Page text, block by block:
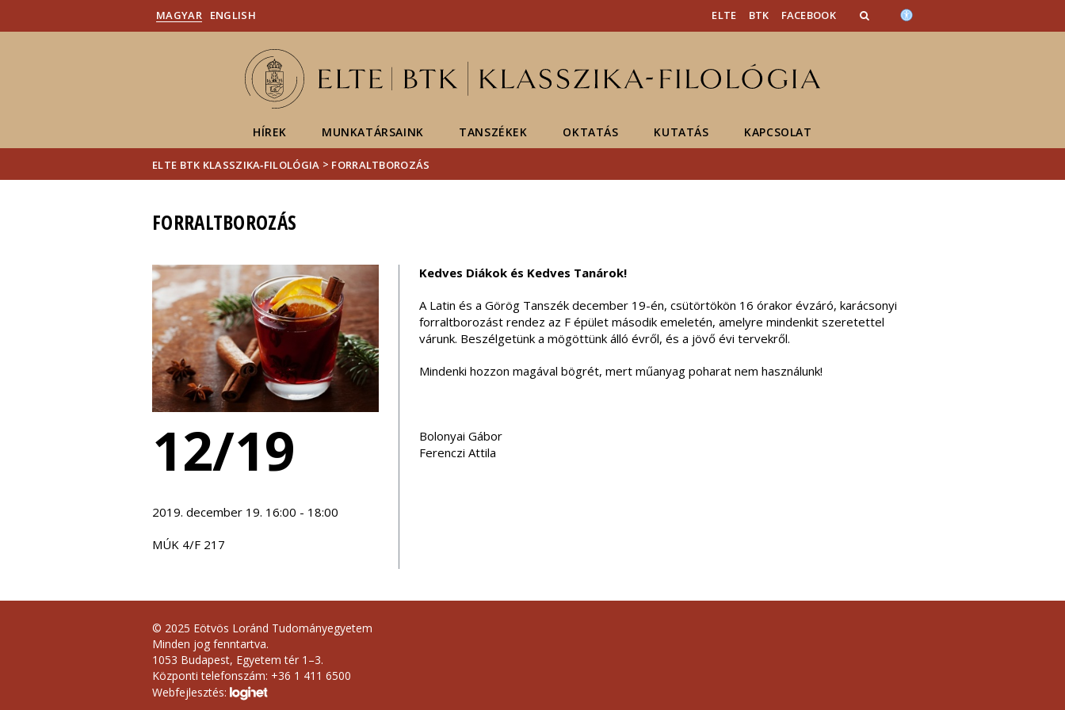
MAGYAR ENGLISH ELTE BTK FACEBOOK
HÍREK MUNKATÁRSAINK TANSZÉKEK OKTATÁS KUTATÁS KAPCSOLAT
ELTE BTK KLASSZIKA‑FILOLÓGIA > FORRALTBOROZÁS
FORRALTBOROZÁS
12/19
2019. december 19. 16:00 - 18:00
MÚK 4/F 217
Kedves Diákok és Kedves Tanárok!
A Latin és a Görög Tanszék december 19-én, csütörtökön 16 órakor évzáró, karácsonyi
forraltborozást rendez az F épület második emeletén, amelyre mindenkit szeretettel
várunk. Beszélgetünk a mögöttünk álló évről, és a jövő évi tervekről.
Mindenki hozzon magával bögrét, mert műanyag poharat nem használunk!
Bolonyai Gábor
Ferenczi Attila
© 2025 Eötvös Loránd Tudományegyetem
Minden jog fenntartva.
1053 Budapest, Egyetem tér 1–3.
Központi telefonszám: +36 1 411 6500
Webfejlesztés: